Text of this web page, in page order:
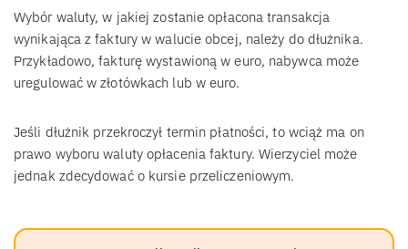
Wybór waluty, w jakiej zostanie opłacona transakcja
wynikająca z faktury w walucie obcej, należy do dłużnika.
Przykładowo, fakturę wystawioną w euro, nabywca może
uregulować w złotówkach lub w euro.
Jeśli dłużnik przekroczył termin płatności, to wciąż ma on
prawo wyboru waluty opłacenia faktury. Wierzyciel może
jednak zdecydować o kursie przeliczeniowym.